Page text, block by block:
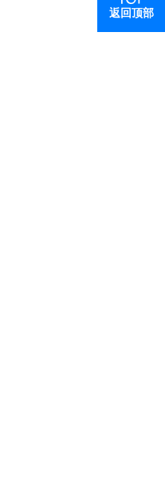
返回顶部